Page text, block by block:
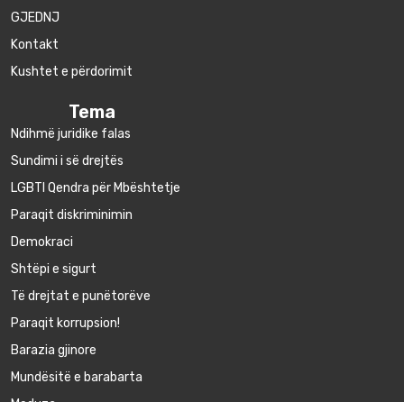
GJEDNJ
Kontakt
Kushtet e përdorimit
Tema
Ndihmë juridike falas
Sundimi i së drejtës
LGBTI Qendra për Mbështetje
Paraqit diskriminimin
Demokraci
Shtëpi e sigurt
Të drejtat e punëtorëve
Paraqit korrupsion!
Barazia gjinore
Mundësitë e barabarta